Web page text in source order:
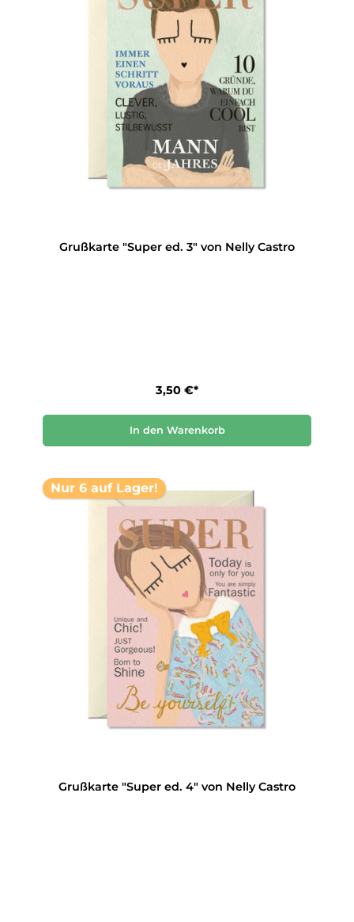
Grußkarte "Super ed. 3" von Nelly Castro
3,50 €*
In den Warenkorb
Nur 6 auf Lager!
Grußkarte "Super ed. 4" von Nelly Castro